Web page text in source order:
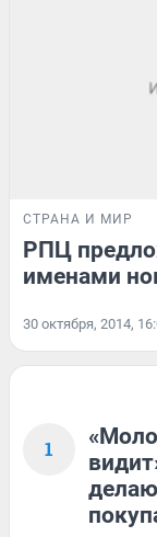
СТРАНА И МИР
РПЦ
именами
30 октября, 2014,
1